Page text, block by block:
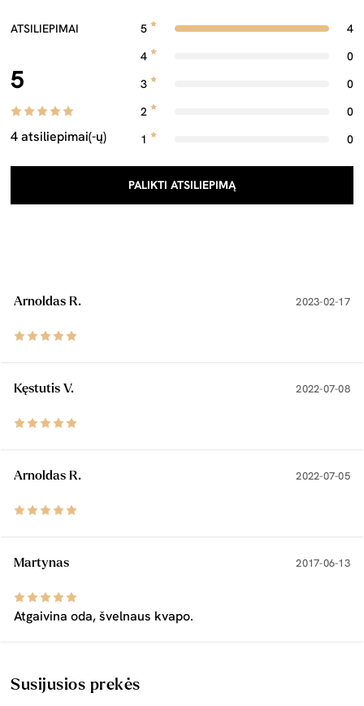
ATSILIEPIMAI
5
4 atsiliepimai(-ų)
5
4
4
0
3
0
2
0
1
0
PALIKTI ATSILIEPIMĄ
Arnoldas R. 2023-02-17
Kęstutis V. 2022-07-08
Arnoldas R. 2022-07-05
Martynas 2017-06-13
Atgaivina oda, švelnaus kvapo.
Susijusios prekės